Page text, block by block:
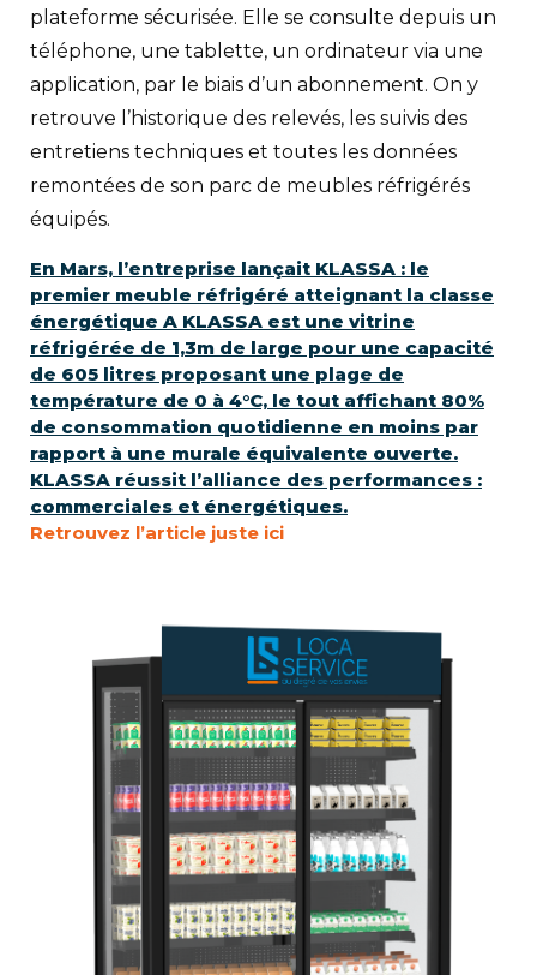
plateforme sécurisée. Elle se consulte depuis un
téléphone, une tablette, un ordinateur via une
application, par le biais d’un abonnement. On y
retrouve l’historique des relevés, les suivis des
entretiens techniques et toutes les données
remontées de son parc de meubles réfrigérés
équipés.
En Mars, l’entreprise lançait KLASSA : le
premier meuble réfrigéré atteignant la classe
énergétique A KLASSA est une vitrine
réfrigérée de 1,3m de large pour une capacité
de 605 litres proposant une plage de
température de 0 à 4°C, le tout affichant 80%
de consommation quotidienne en moins par
rapport à une murale équivalente ouverte.
KLASSA réussit l’alliance des performances :
commerciales et énergétiques.
Retrouvez l’article juste ici